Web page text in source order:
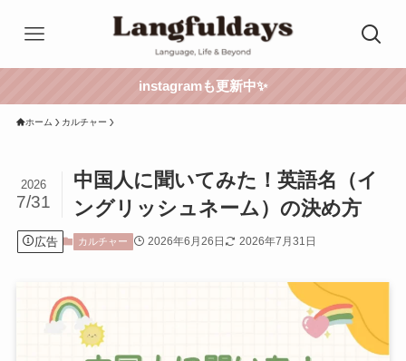
instagramも更新中✨
ホーム カルチャー
中国人に聞いてみた！英語名（イ
ングリッシュネーム）の決め方
2026
7/31
広告 カルチャー 2026年6月26日 2026年7月31日